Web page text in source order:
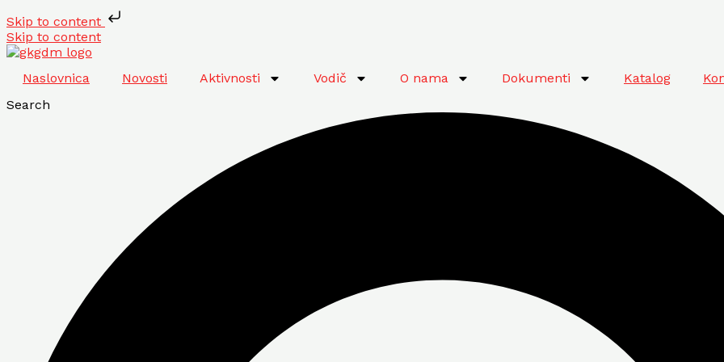
Skip to content
Skip to content
Naslovnica Novosti Aktivnosti Vodič O nama Dokumenti Katalog
Search